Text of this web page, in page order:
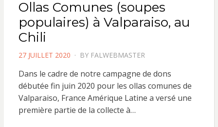
Ollas Comunes (soupes
populaires) à Valparaiso, au
Chili
POSTED
27 JUILLET 2020 BY FALWEBMASTER
Dans le cadre de notre campagne de dons
débutée fin juin 2020 pour les ollas comunes de
Valparaiso, France Amérique Latine a versé une
première partie de la collecte à…